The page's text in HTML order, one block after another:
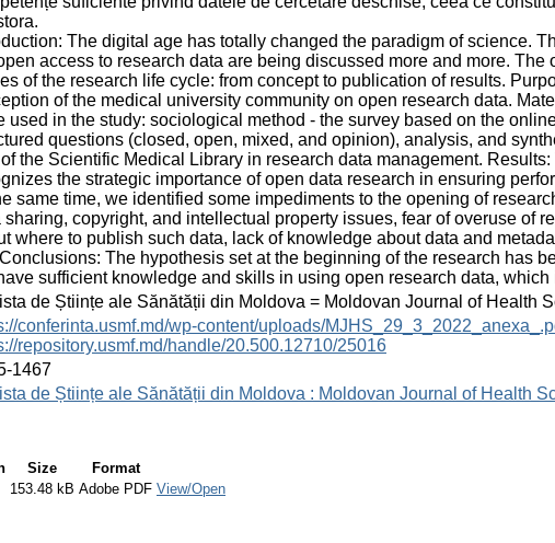
The digital age has totally changed the paradigm of science.
access to research data are being discussed more and more. The
of the research life cycle: from concept to publication of results.
of the medical university community on open research data.
used in the study: sociological method - the survey based on the
questions (closed, open, mixed, and opinion), analysis, and
the Scientific Medical Library in research data management.
the strategic importance of open data research in ensuring
same time, we identified some impediments to the opening of
sharing, copyright, and intellectual property issues, fear of overuse of
where to publish such data, lack of knowledge about data and
The hypothesis set at the beginning of the research has
sufficient knowledge and skills in using open research data,
de Științe ale Sănătății din Moldova = Moldovan Journal of Health
conferinta.usmf.md/wp-content/uploads/
repository.usmf.md/handle/20.500.12710/25016
1467
de Științe ale Sănătății din Moldova : Moldovan Journal of Health
Size
Format
153.48 kB Adobe PDF View/Open